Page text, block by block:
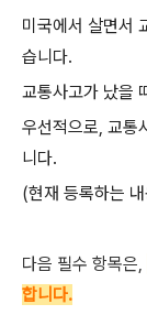
미국에서 살면서
습니다.
교통사고가 났을
우선적으로, 교통
니다.
(현재 등록하는
다음 필수 항목은,
합니다.